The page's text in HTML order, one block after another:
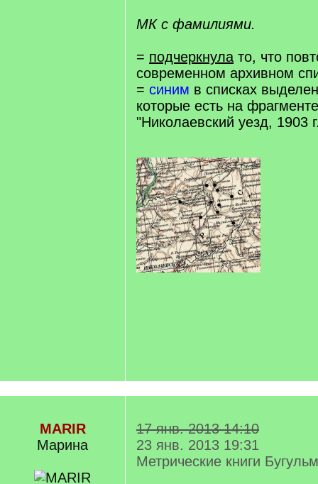
МК с фамилиями.
= подчеркнула то, что
современном архивном
= синим в списках
которые есть на
"Николаевский уезд, 1903
MARIR
Марина
17 янв. 2013 14:10
23 янв. 2013 19:31
Метрические книги